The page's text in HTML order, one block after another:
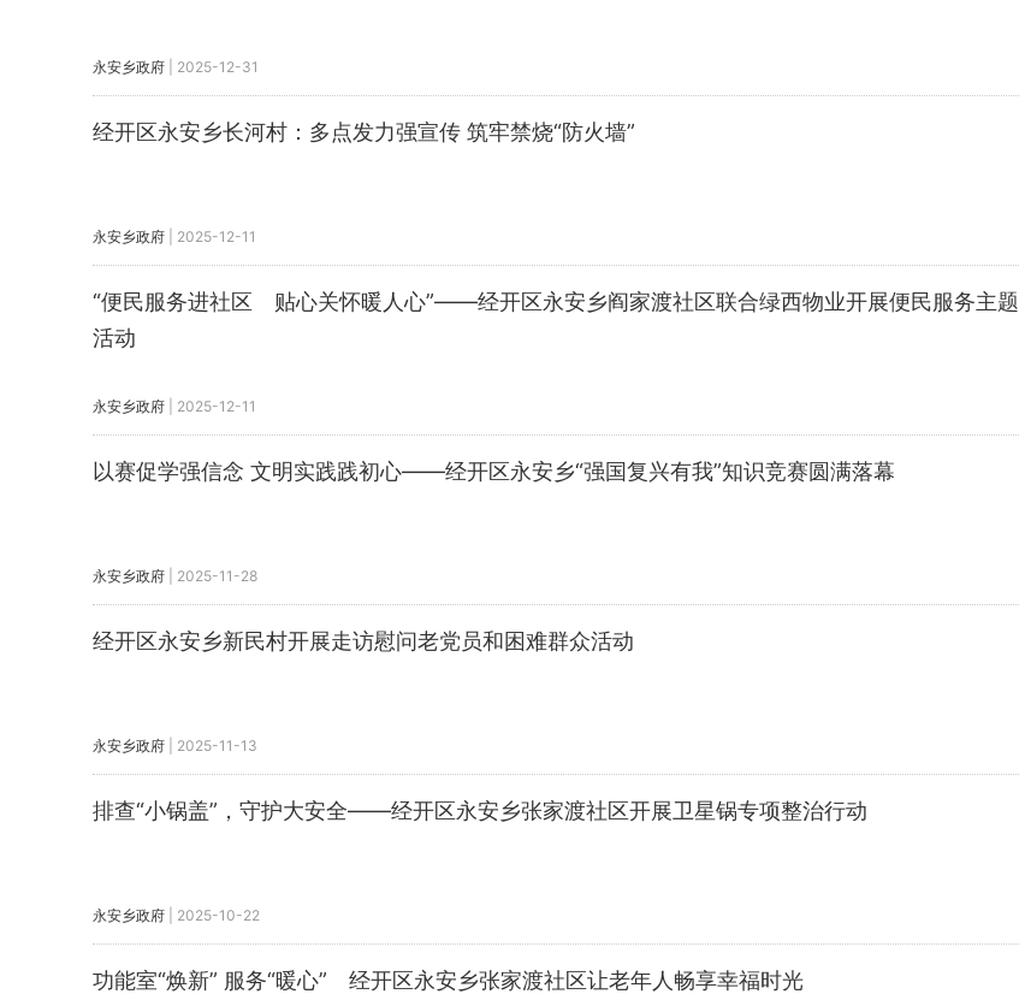
永安乡政府 2025-12-31
经开区永安乡长河村：多点发力强宣传 筑牢禁烧“防火墙”
永安乡政府 2025-12-11
“便民服务进社区 贴心关怀暖人心”——经开区永安乡阎家渡社区联合绿西物业开展便民服务主题
活动
永安乡政府 2025-12-11
以赛促学强信念 文明实践践初心——经开区永安乡“强国复兴有我”知识竞赛圆满落幕
永安乡政府 2025-11-28
经开区永安乡新民村开展走访慰问老党员和困难群众活动
永安乡政府 2025-11-13
排查“小锅盖”，守护大安全——经开区永安乡张家渡社区开展卫星锅专项整治行动
永安乡政府 2025-10-22
功能室“焕新” 服务“暖心” 经开区永安乡张家渡社区让老年人畅享幸福时光